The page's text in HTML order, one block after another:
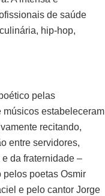
de saúde
hip-hop,
pelas
estabeleceram
recitando,
entre servidores,
da fraternidade –
pelos poetas Osmir
e pelo cantor Jorge